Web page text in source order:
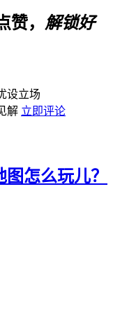
赞， 解锁好
设立场
解 立即评论
怎么玩儿？